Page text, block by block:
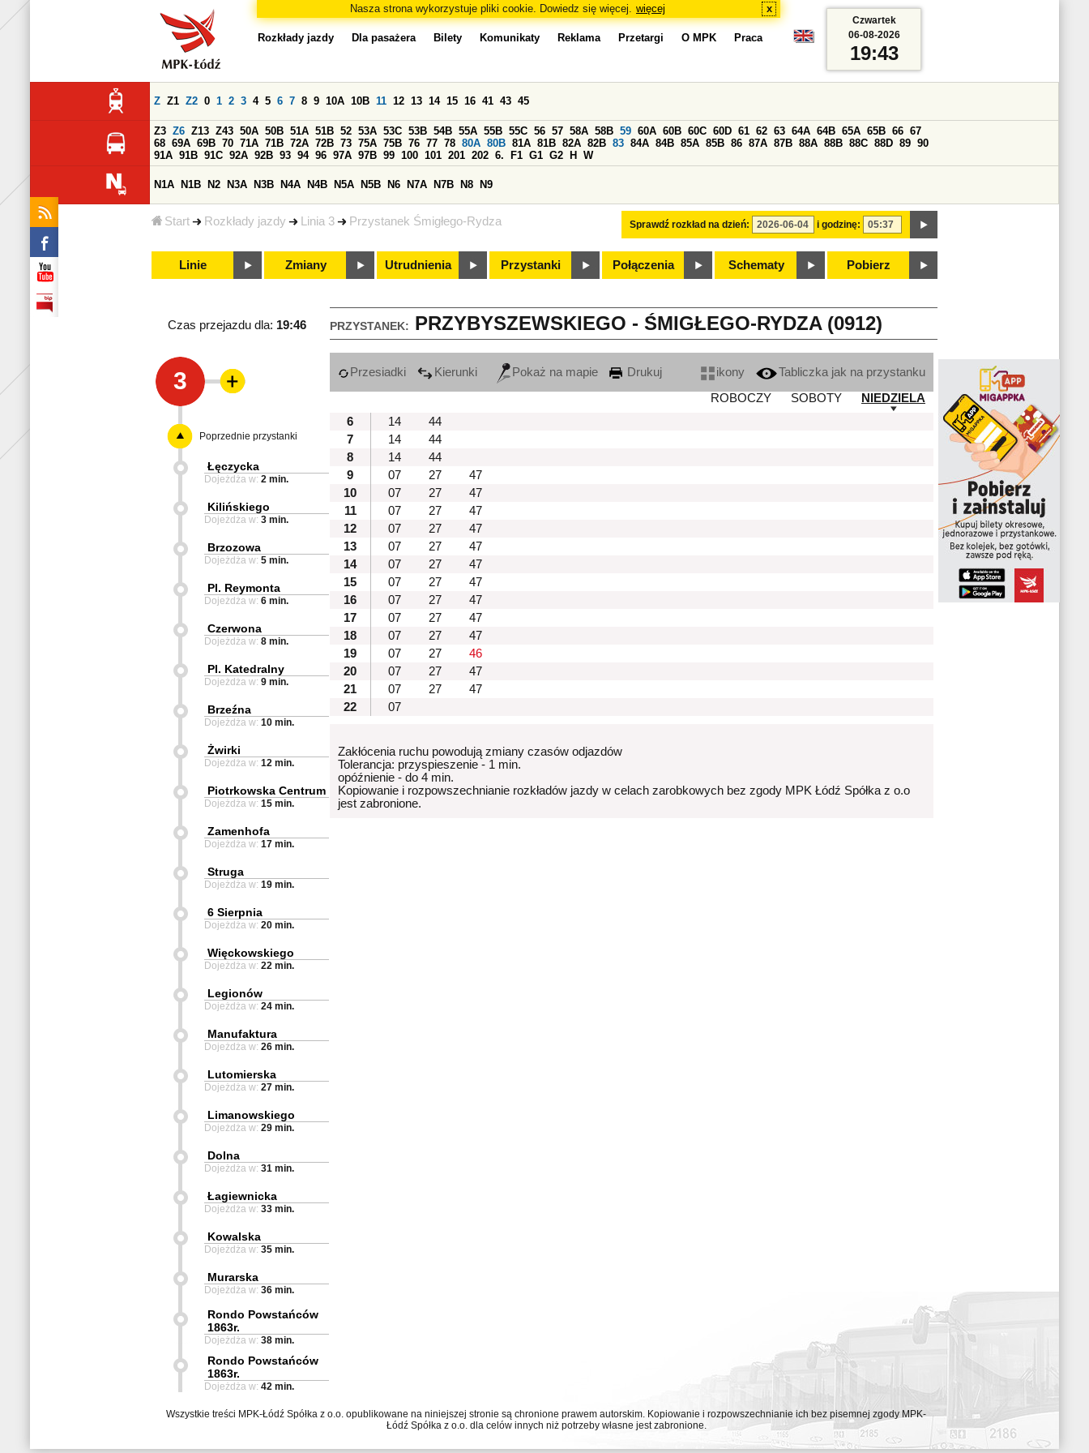
Nasza strona wykorzystuje pliki cookie. Dowiedz się więcej. więcej x
Start Rozkłady jazdy Linia 3 Przystanek Śmigłego-Rydza
Rozkłady jazdy Dla pasażera Bilety Komunikaty Reklama Przetargi O MPK Praca
Sprawdź rozkład na dzień: i godzinę:
Z Z1 Z2 0 1 2 3 4 5 6 7 8 9 10A 10B 11 12 13 14 15 16 41 43 45
Z3 Z6 Z13 Z43 50A 50B 51A 51B 52 53A 53C 53B 54B 55A 55B 55C 56 57 58A 58B 59 60A 60B 60C 60D 61 62 63 64A 64B 65A 65B 66 67
68 69A 69B 70 71A 71B 72A 72B 73 75A 75B 76 77 78 80A 80B 81A 81B 82A 82B 83 84A 84B 85A 85B 86 87A 87B 88A 88B 88C 88D 89 90
91A 91B 91C 92A 92B 93 94 96 97A 97B 99 100 101 201 202 6. F1 G1 G2 H W
N1A N1B N2 N3A N3B N4A N4B N5A N5B N6 N7A N7B N8 N9
Linie Zmiany Utrudnienia Przystanki Połączenia Schematy Pobierz
Czwartek
06-08-2026
19:43
PRZYSTANEK: PRZYBYSZEWSKIEGO - ŚMIGŁEGO-RYDZA (0912)
Czas przejazdu dla: 19:46
3 Przesiadki Kierunki Pokaż na mapie Drukuj ikony
Tabliczka jak na przystanku
ROBOCZY
SOBOTY
NIEDZIELA
6
14
44
7
14
44
8
14
44
9
07 27
47
10
07 27
47
11
07 27
47
12
07 27
47
13
07 27
47
14
07 27
47
15
07 27
47
16
07 27
47
17
07 27
47
18
07 27
47
19
07 27
46
20
07 27
47
21
07 27
47
22
07
Zakłócenia ruchu powodują zmiany czasów odjazdów
Tolerancja: przyspieszenie - 1 min.
opóźnienie - do 4 min.
Kopiowanie i rozpowszechnianie rozkładów jazdy w celach zarobkowych bez zgody MPK Łódź Spółka z o.o
jest zabronione.
Poprzednie przystanki
Łęczycka
Dojeżdża w: 2 min.
Kilińskiego
Dojeżdża w: 3 min.
Brzozowa
Dojeżdża w: 5 min.
Pl. Reymonta
Dojeżdża w: 6 min.
Czerwona
Dojeżdża w: 8 min.
Pl. Katedralny
Dojeżdża w: 9 min.
Brzeźna
Dojeżdża w: 10 min.
Żwirki
Dojeżdża w: 12 min.
Piotrkowska Centrum
Dojeżdża w: 15 min.
Zamenhofa
Dojeżdża w: 17 min.
Struga
Dojeżdża w: 19 min.
6 Sierpnia
Dojeżdża w: 20 min.
Więckowskiego
Dojeżdża w: 22 min.
Legionów
Dojeżdża w: 24 min.
Manufaktura
Dojeżdża w: 26 min.
Lutomierska
Dojeżdża w: 27 min.
Limanowskiego
Dojeżdża w: 29 min.
Dolna
Dojeżdża w: 31 min.
Łagiewnicka
Dojeżdża w: 33 min.
Kowalska
Dojeżdża w: 35 min.
Murarska
Dojeżdża w: 36 min.
Rondo Powstańców
1863r.
Dojeżdża w: 38 min.
Rondo Powstańców
1863r.
Dojeżdża w: 42 min.
Wszystkie treści MPK-Łódź Spółka z o.o. opublikowane na niniejszej stronie są chronione prawem autorskim. Kopiowanie i rozpowszechnianie ich bez pisemnej zgody MPK-
Łódź Spółka z o.o. dla celów innych niż potrzeby własne jest zabronione.